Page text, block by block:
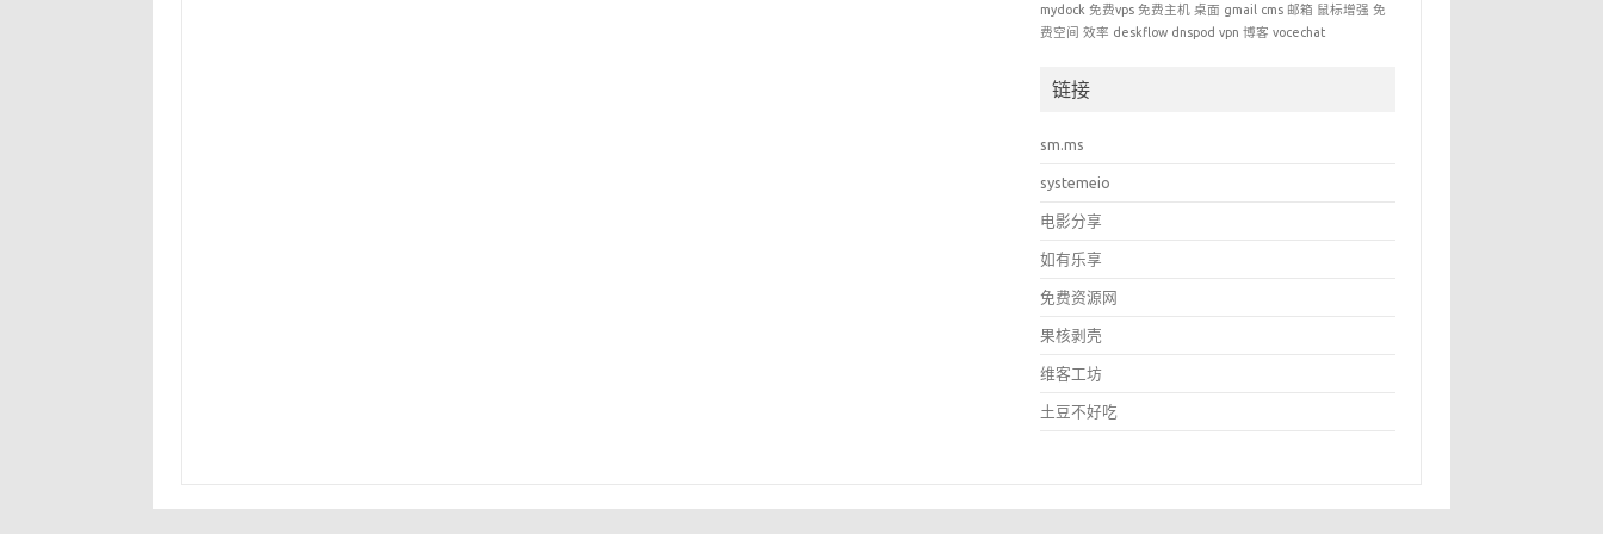
mydock 免费vps 免费主机 桌面 gmail cms 邮箱 鼠标增强 免
费空间 效率 deskflow dnspod vpn 博客 vocechat
链接
sm.ms
systemeio
电影分享
如有乐享
免费资源网
果核剥壳
维客工坊
土豆不好吃